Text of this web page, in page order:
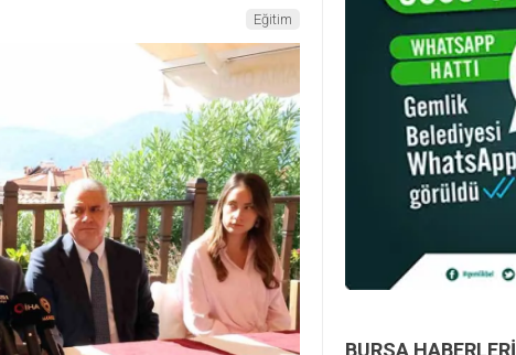
Eğitim
BURSA HABERLERI